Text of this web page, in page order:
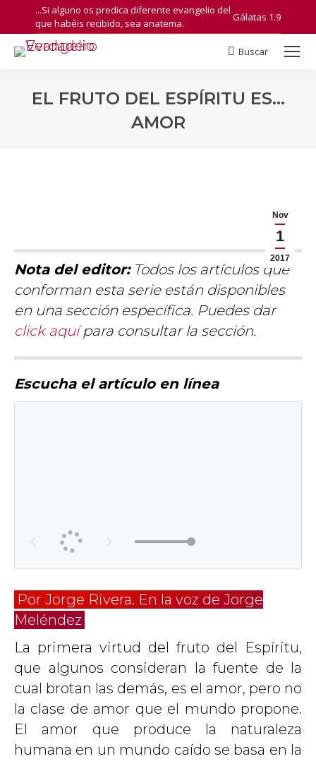
...Si alguno os predica diferente evangelio del
que habéis recibido, sea anatema.
Gálatas 1.9
Search:
Buscar
EL FRUTO DEL ESPÍRITU ES…
AMOR
Nov
1
2017
Nota del editor:Todos los artículos que
conforman esta serie están disponibles
en una sección específica. Puedes dar
click aquípara consultar la sección.
Escucha el artículo en línea
Por Jorge Rivera. En la voz de Jorge
Meléndez
La primera virtud del fruto del Espíritu,
que algunos consideran la fuente de la
cual brotan las demás, es el amor, pero no
la clase de amor que el mundo propone.
El amor que produce la naturaleza
humana en un mundo caído se basa en la